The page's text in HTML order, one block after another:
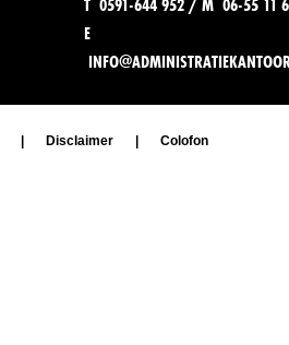
E
Disclaimer Colofon